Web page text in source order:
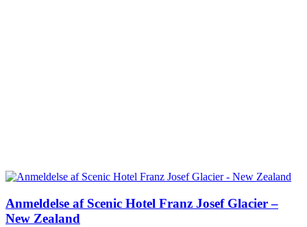
Anmeldelse af Scenic Hotel Franz Josef Glacier –
New Zealand